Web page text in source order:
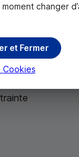
liés à
changer
et Fermer
Cookies